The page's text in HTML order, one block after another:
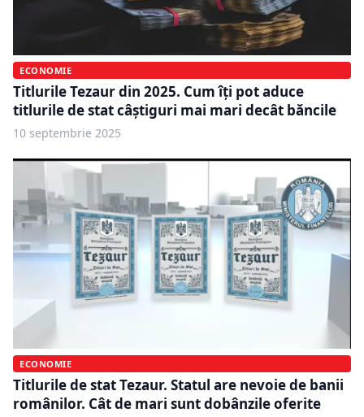
ECONOMIE
Titlurile Tezaur din 2025. Cum îți pot aduce
titlurile de stat câștiguri mai mari decât băncile
10 septembrie 2025
ECONOMIE
Titlurile de stat Tezaur. Statul are nevoie de banii
românilor. Cât de mari sunt dobânzile oferite